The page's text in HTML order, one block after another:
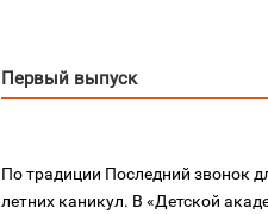
Первый выпуск
По традиции Последний звонок
летних каникул. В «Детской